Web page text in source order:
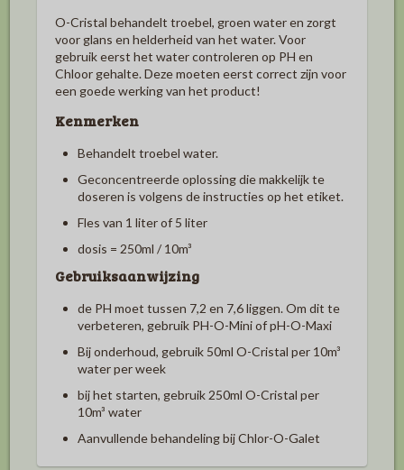
O-Cristal behandelt troebel, groen water en zorgt
voor glans en helderheid van het water. Voor
gebruik eerst het water controleren op PH en
Chloor gehalte. Deze moeten eerst correct zijn voor
een goede werking van het product!
Kenmerken
Behandelt troebel water.
Geconcentreerde oplossing die makkelijk te
doseren is volgens de instructies op het etiket.
Fles van 1 liter of 5 liter
dosis = 250ml / 10m³
Gebruiksaanwijzing
de PH moet tussen 7,2 en 7,6 liggen. Om dit te
verbeteren, gebruik PH-O-Mini of pH-O-Maxi
Bij onderhoud, gebruik 50ml O-Cristal per 10m³
water per week
bij het starten, gebruik 250ml O-Cristal per
10m³ water
Aanvullende behandeling bij Chlor-O-Galet